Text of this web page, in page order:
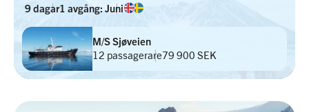
9 dagar1 avgång: Juni
M/S Sjøveien
12 passagerare79 900 SEK